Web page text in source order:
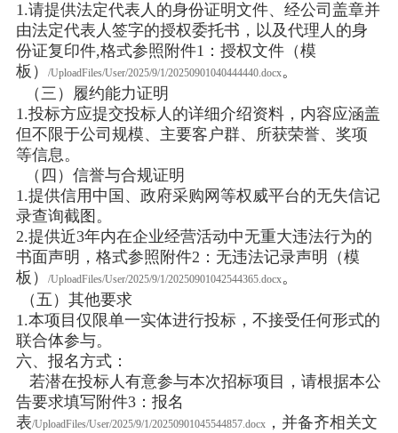
1.请提供法定代表人的身份证明文件、经公司盖章并
由法定代表人签字的授权委托书，以及代理人的身
份证复印件,格式参照附件1：授权文件（模
板）
/UploadFiles/User/2025/9/1/20250901040444440.docx。
（三）履约能力证明
1.投标方应提交投标人的详细介绍资料，内容应涵盖
但不限于公司规模、主要客户群、所获荣誉、奖项
等信息。
（四）信誉与合规证明
1.提供信用中国、政府采购网等权威平台的无失信记
录查询截图。
2.提供近3年内在企业经营活动中无重大违法行为的
书面声明，格式参照附件2：无违法记录声明（模
板）
/UploadFiles/User/2025/9/1/20250901042544365.docx。
（五）其他要求
1.本项目仅限单一实体进行投标，不接受任何形式的
联合体参与。
六、报名方式：
若潜在投标人有意参与本次招标项目，请根据本公
告要求填写附件3：报名
表/UploadFiles/User/2025/9/1/20250901045544857.docx，并备齐相关文